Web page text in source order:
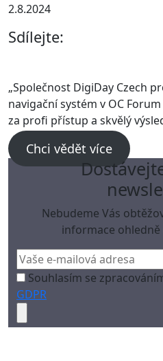
2.8.2024
Sdílejte:
„Společnost DigiDay Czech
navigační systém v OC
za profi přístup a skvělý
Chci vědět více
Nebudeme Vás
informace
Souhlasím se
GDPR